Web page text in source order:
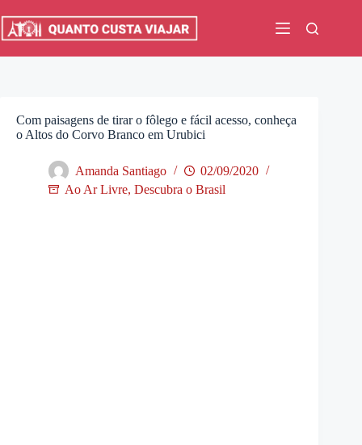
para
Com paisagens de tirar o fôlego e fácil acesso, conheça
o Altos do Corvo Branco em Urubici
Amanda Santiago
02/09/2020
Ao Ar Livre, Descubra o Brasil